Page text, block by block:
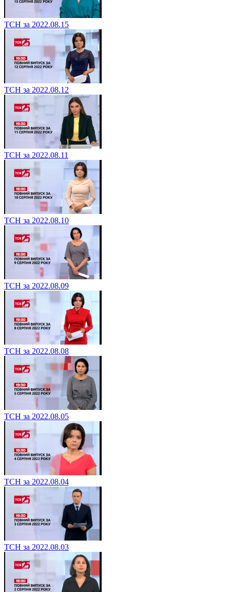
ТСН за 2022.08.15
ТСН за 2022.08.12
ТСН за 2022.08.11
ТСН за 2022.08.10
ТСН за 2022.08.09
ТСН за 2022.08.08
ТСН за 2022.08.05
ТСН за 2022.08.04
ТСН за 2022.08.03